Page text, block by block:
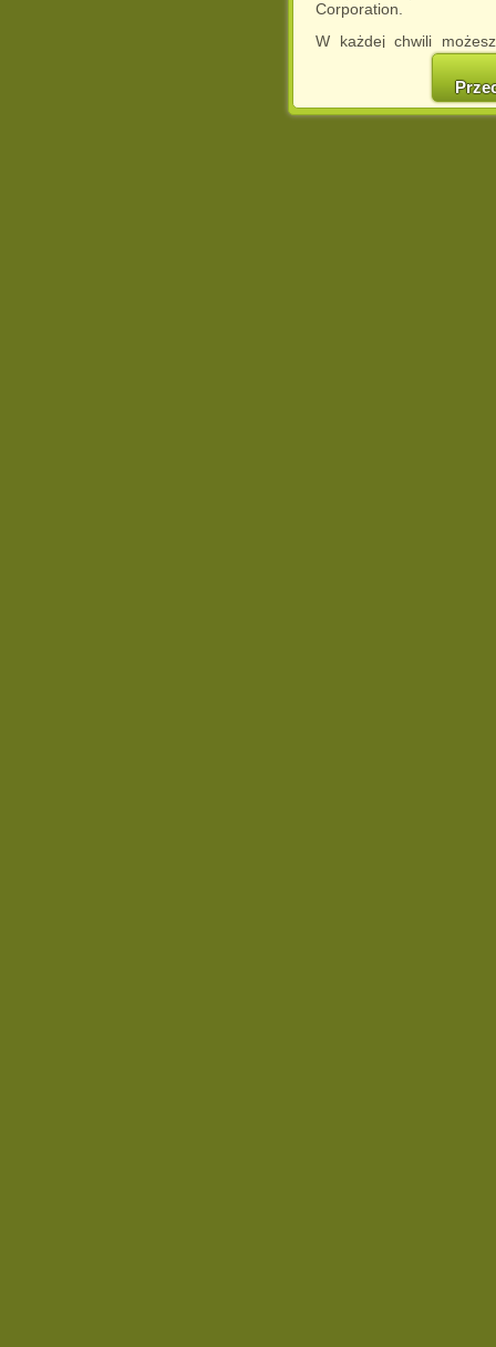
Corporation.
W każdej chwili
cookies w swojej
w naszej
http://chomikuj.pl/